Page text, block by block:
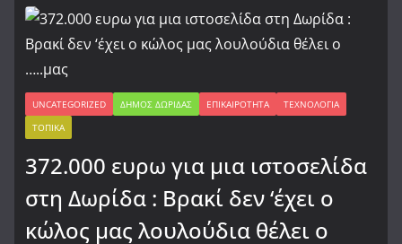
UNCATEGORIZED ΔΉΜΟΣ ΔΩΡΊΔΑΣ ΕΠΙΚΑΙΡΌΤΗΤΑ
ΤΕΧΝΟΛΟΓΊΑ
ΤΟΠΙΚΆ
372.000 ευρω για μια ιστοσελίδα
στη Δωρίδα : Βρακί δεν ‘έχει ο
κώλος μας λουλούδια θέλει ο